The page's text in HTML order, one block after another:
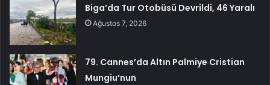
Biga’da Tur Otobüsü Devrildi, 46 Yaralı
Ağustos 7, 2026
79. Cannes’da Altın Palmiye Cristian
Mungiu’nun